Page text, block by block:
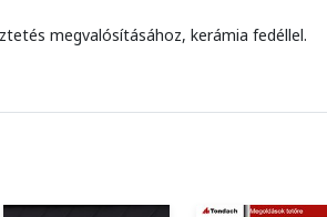
megvalósításához, kerámia fedéllel.